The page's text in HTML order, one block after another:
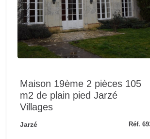
Maison 19ème 2 pièces 105
m2 de plain pied Jarzé
Villages
Jarzé Réf.